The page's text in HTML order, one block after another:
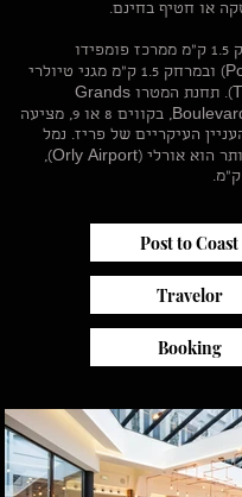
או חטיף בחינם.
המלון נמצא במרחק 1.5 ק"מ ממרכז פומפידו
(Pompidou Centre) ובמרחק 1.5 ק"מ מגני טיולרי
(Tuileries Garden). תחנת המטרו Grands
Boulevards Metro Station, בקווים 8 או 9, מציעה
העיקריים של פריז. נמל
התעופה הקרוב ביותר הוא אורלי (Orly Airport),
Post to Coast
Travelor
Booking